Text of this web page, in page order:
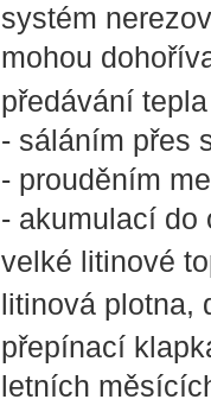
systém
mohou
předávání
- sáláním přes
- prouděním
- akumulací do
velké litinové
litinová plotna,
přepínací
letních